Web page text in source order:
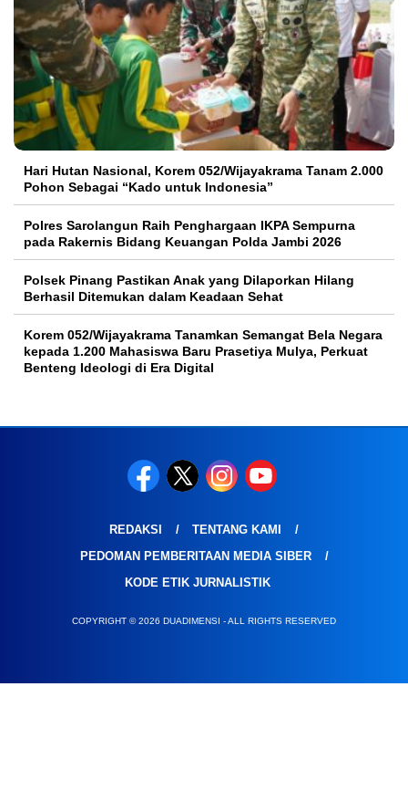
Hari Hutan Nasional, Korem 052/Wijayakrama Tanam 2.000
Pohon Sebagai “Kado untuk Indonesia”
Polres Sarolangun Raih Penghargaan IKPA Sempurna
pada Rakernis Bidang Keuangan Polda Jambi 2026
Polsek Pinang Pastikan Anak yang Dilaporkan Hilang
Berhasil Ditemukan dalam Keadaan Sehat
Korem 052/Wijayakrama Tanamkan Semangat Bela Negara
kepada 1.200 Mahasiswa Baru Prasetiya Mulya, Perkuat
Benteng Ideologi di Era Digital
REDAKSI
TENTANG KAMI
PEDOMAN PEMBERITAAN MEDIA SIBER
KODE ETIK JURNALISTIK
COPYRIGHT © 2026 DUADIMENSI - ALL RIGHTS RESERVED